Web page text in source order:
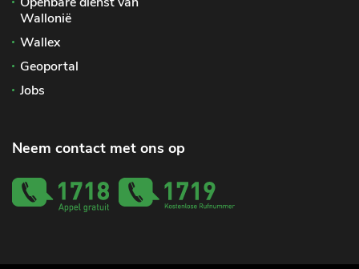
Wallonië
Wallex
Geoportal
Jobs
Neem contact met ons op